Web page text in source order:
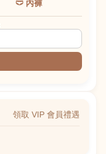
🩲 內褲
領取 VIP 會員禮遇